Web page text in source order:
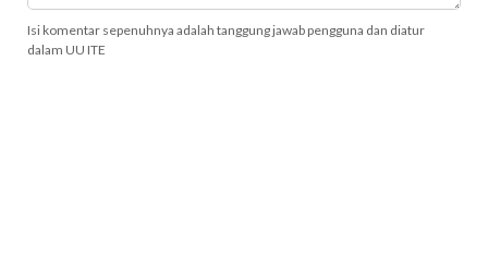
Isi komentar sepenuhnya adalah tanggung jawab pengguna dan diatur
dalam UU ITE